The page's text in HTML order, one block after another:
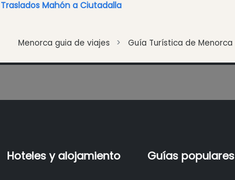
Clubs
Traslados
Transporte
Paddle
Traslados Mahón a Ciutadalla
Menorca guia de viajes Guía Turística de Menorca
Hoteles y alojamiento Guías populares